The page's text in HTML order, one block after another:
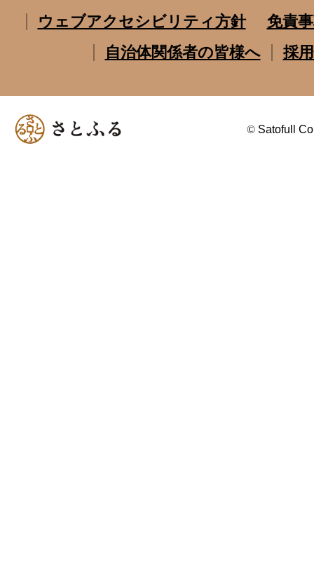
ウェブアクセシビリティ方針
免責
自治体関係者の皆様へ
採
© Satofull